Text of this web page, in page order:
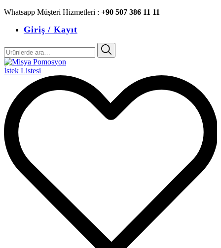
Whatsapp Müşteri Hizmetleri : +90 507 386 11 11
Giriş / Kayıt
Ara:
İstek Listesi